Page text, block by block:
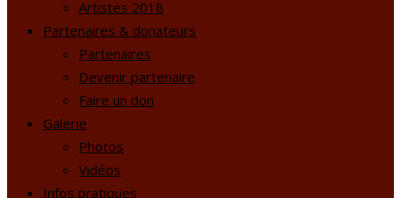
Artistes 2018
Partenaires & donateurs
Partenaires
Devenir partenaire
Faire un don
Galerie
Photos
Vidéos
Infos pratiques